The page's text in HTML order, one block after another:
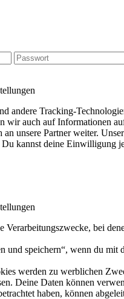
andere Tracking-
wir auch auf Informationen
an unsere Partner weiter.
Du kannst deine
Verarbeitungszwecke, bei
und speichern“, wenn du mit
werden zu werblichen
Deine Daten können
haben, können